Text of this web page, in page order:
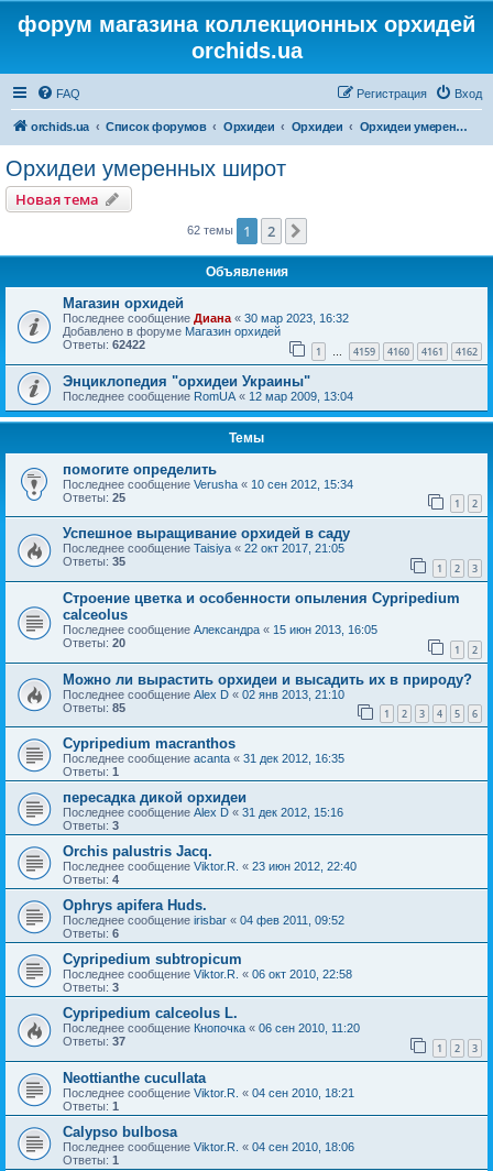
форум магазина коллекционных орхидей
orchids.ua
FAQ Вход
Регистрация
orchids.ua Список форумов Орхидеи Орхидеи Орхидеи умеренных широт
Орхидеи умеренных широт
Новая тема
62 темы 1 2
Объявления
Магазин орхидей
Последнее сообщение Диана « 30 мар 2023, 16:32
Добавлено в форуме Магазин орхидей
Ответы: 62422 1 … 4159 4160 4161 4162
Энциклопедия "орхидеи Украины"
Последнее сообщение RomUA « 12 мар 2009, 13:04
Темы
помогите определить
Последнее сообщение Verusha « 10 сен 2012, 15:34
Ответы: 25 1 2
Успешное выращивание орхидей в саду
Последнее сообщение Taisiya « 22 окт 2017, 21:05
Ответы: 35 1 2 3
Строение цветка и особенности опыления Cypripedium
calceolus
Последнее сообщение Александра « 15 июн 2013, 16:05
Ответы: 20 1 2
Можно ли вырастить орхидеи и высадить их в природу?
Последнее сообщение Alex D « 02 янв 2013, 21:10
Ответы: 85 1 2 3 4 5 6
Cypripedium macranthos
Последнее сообщение acanta « 31 дек 2012, 16:35
Ответы: 1
пересадка дикой орхидеи
Последнее сообщение Alex D « 31 дек 2012, 15:16
Ответы: 3
Orchis palustris Jacq.
Последнее сообщение Viktor.R. « 23 июн 2012, 22:40
Ответы: 4
Ophrys apifera Huds.
Последнее сообщение irisbar « 04 фев 2011, 09:52
Ответы: 6
Cypripedium subtropicum
Последнее сообщение Viktor.R. « 06 окт 2010, 22:58
Ответы: 3
Cypripedium calceolus L.
Последнее сообщение Кнопочка « 06 сен 2010, 11:20
Ответы: 37 1 2 3
Neottianthe cucullata
Последнее сообщение Viktor.R. « 04 сен 2010, 18:21
Ответы: 1
Calypso bulbosa
Последнее сообщение Viktor.R. « 04 сен 2010, 18:06
Ответы: 1